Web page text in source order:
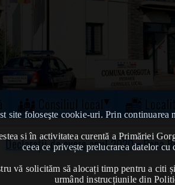
site foloseşte cookie-uri. Prin
si în activitatea curentă a Primăriei
ceea ce privește prelucrarea datelor
vă solicităm să alocați timp pentru a
urmând instrucțiunile din
Consiliul local
Declarații de avere anul 2020➠Popa